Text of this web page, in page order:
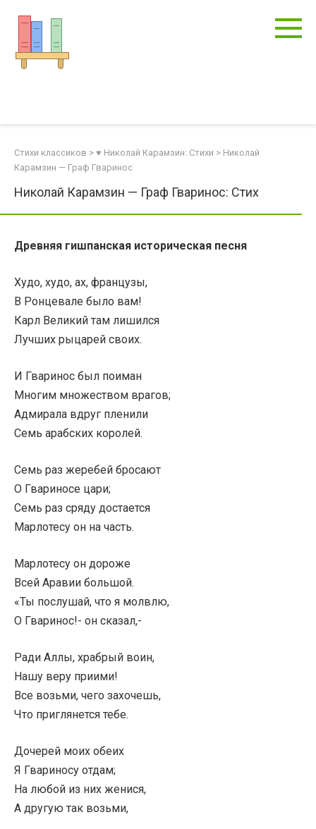
контенту
Стихи классиков > ♥ Николай Карамзин: Стихи > Николай
Карамзин — Граф Гваринос
Николай Карамзин — Граф Гваринос: Стих
Древняя гишпанская историческая песня
Худо, худо, ах, французы,
В Ронцевале было вам!
Карл Великий там лишился
Лучших рыцарей своих.
И Гваринос был поиман
Многим множеством врагов;
Адмирала вдруг пленили
Семь арабских королей.
Семь раз жеребей бросают
О Гвариносе цари;
Семь раз сряду достается
Марлотесу он на часть.
Марлотесу он дороже
Всей Аравии большой.
«Ты послушай, что я молвлю,
О Гваринос!- он сказал,-
Ради Аллы, храбрый воин,
Нашу веру приими!
Все возьми, чего захочешь,
Что приглянется тебе.
Дочерей моих обеих
Я Гвариносу отдам;
На любой из них женися,
А другую так возьми,